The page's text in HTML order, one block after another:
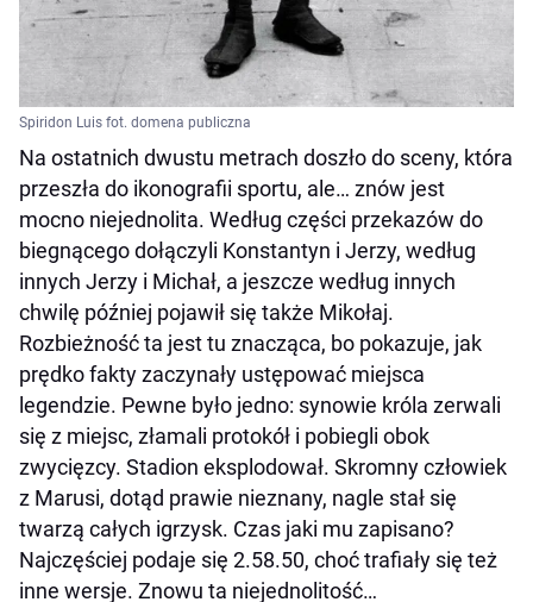
Spiridon Luis fot. domena publiczna
Na ostatnich dwustu metrach doszło do sceny, która
przeszła do ikonografii sportu, ale… znów jest
mocno niejednolita. Według części przekazów do
biegnącego dołączyli Konstantyn i Jerzy, według
innych Jerzy i Michał, a jeszcze według innych
chwilę później pojawił się także Mikołaj.
Rozbieżność ta jest tu znacząca, bo pokazuje, jak
prędko fakty zaczynały ustępować miejsca
legendzie. Pewne było jedno: synowie króla zerwali
się z miejsc, złamali protokół i pobiegli obok
zwycięzcy. Stadion eksplodował. Skromny człowiek
z Marusi, dotąd prawie nieznany, nagle stał się
twarzą całych igrzysk. Czas jaki mu zapisano?
Najczęściej podaje się 2.58.50, choć trafiały się też
inne wersje. Znowu ta niejednolitość…